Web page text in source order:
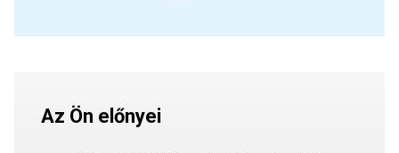
Az Ön előnyei